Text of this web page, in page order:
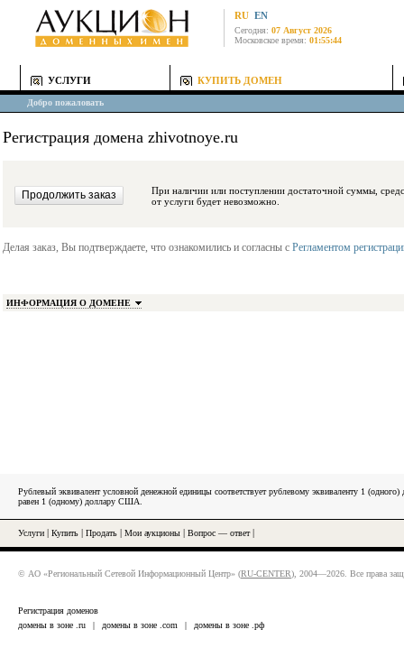
RU EN
Сегодня: 07 Август 2026
Московское время: 01:55:44
УСЛУГИ КУПИТЬ ДОМЕН
Добро пожаловать
Регистрация домена zhivotnoye.ru
При наличии или поступлении достаточной суммы, средства будут
от услуги будет невозможно.
Делая заказ, Вы подтверждаете, что ознакомились и согласны с Регламентом
ИНФОРМАЦИЯ О ДОМЕНЕ
Рублевый эквивалент условной денежной единицы соответствует рублевому эквиваленту 1
равен 1 (одному) доллару США.
Услуги Купить Продать Мои аукционы Вопрос — ответ|
© АО «Региональный Сетевой Информационный Центр» (RU-CENTER), 2004—2026. Все права
Регистрация доменов
домены в зоне .ru
| домены в зоне .com | домены в зоне .рф